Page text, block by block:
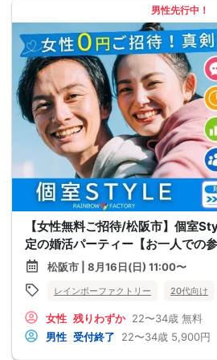
男性先行中！
【女性無料ご招待/松阪市】個室
定の婚活パーティー【お一人での
松阪市 | 8月16日(日) 11:00〜
レインボーファクトリー 20代向け
女性 残りわずか 22〜34歳 無料
男性 受付終了 22〜34歳 5,900円